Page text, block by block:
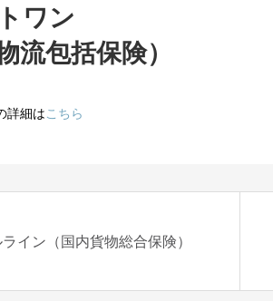
ワン
流包括保険）
詳細はこちら
イン（国内貨物総合保険）